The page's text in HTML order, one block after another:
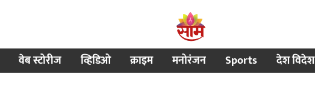
वेब स्टोरीज व्हिडिओ क्राइम मनोरंजन Sports देश विदेश